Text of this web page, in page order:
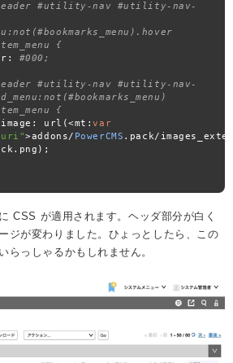
#utility-nav #utility-nav-
{
:
#000;
#utility-nav #utility-nav-
{
image : url (<mt :var
>addons/ PowerCMS . pack/
. png );
CSS が適用されます。ヘッダ部分が白く
ジが変わりました。ひょっとしたら、この
っしゃるかもしれません。